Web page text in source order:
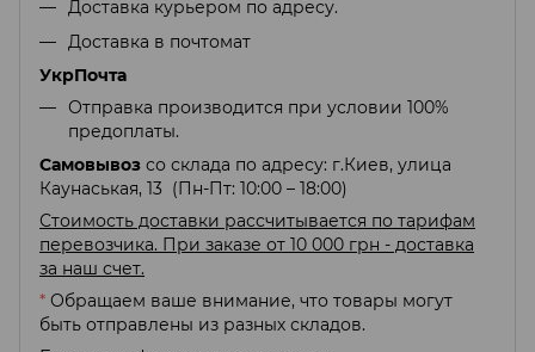
Доставка курьером по адресу.
Доставка в почтомат
УкрПочта
Отправка производится при условии 100%
предоплаты.
Самовывоз со склада по адресу: г.Киев, улица
Каунаськая, 13 (Пн-Пт: 10:00 – 18:00)
Стоимость доставки рассчитывается по тарифам
перевозчика. При заказе от 10 000 грн - доставка
за наш счет.
* Обращаем ваше внимание, что товары могут
быть отправлены из разных складов.